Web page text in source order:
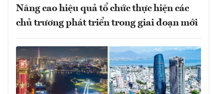
Nâng cao hiệu quả tổ chức thực hiện các
chủ trương phát triển trong giai đoạn mới